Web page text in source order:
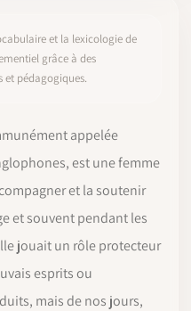
et la lexicologie de
grâce à des
et pédagogiques.
appelée
est une femme
et la soutenir
et souvent pendant les
jouait un rôle protecteur
esprits ou
mais de nos jours,